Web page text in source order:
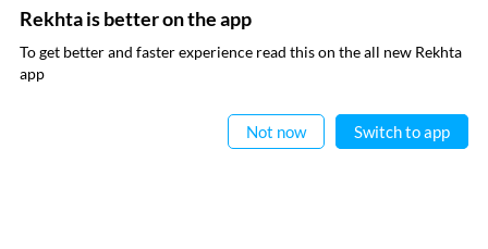
रेख़्ता डिक्शनरी रेख़्ता लर्निंग
रेख़्ता बुक्स
संपर्क कीजिए
Rekhta is better on the app
To get better and faster experience read this on the all new Rekhta
app
Not now Switch to app